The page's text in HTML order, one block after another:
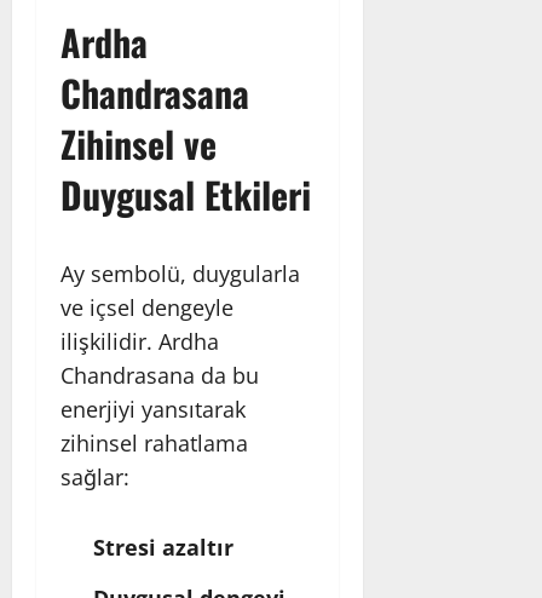
Ardha
Chandrasana
Zihinsel ve
Duygusal Etkileri
Ay sembolü, duygularla
ve içsel dengeyle
ilişkilidir. Ardha
Chandrasana da bu
enerjiyi yansıtarak
zihinsel rahatlama
sağlar:
Stresi azaltır